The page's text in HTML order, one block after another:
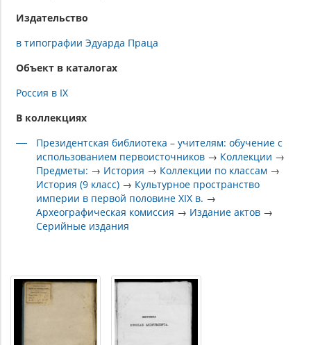
Издательство
в типографии Эдуарда Праца
Объект в каталогах
Россия в IX
В коллекциях
Президентская библиотека – учителям: обучение с
использованием первоисточников → Коллекции →
Предметы: → История → Коллекции по классам →
История (9 класс) → Культурное пространство
империи в первой половине XIX в. →
Археографическая комиссия → Издание актов →
Серийные издания